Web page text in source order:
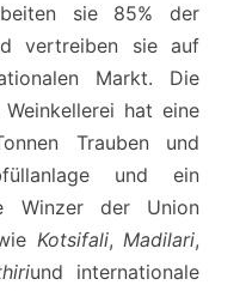
sie 85% der
vertreiben sie auf
Markt. Die
hat eine
Trauben und
und ein
Winzer der Union
Kotsifali,Madilari,
und internationale